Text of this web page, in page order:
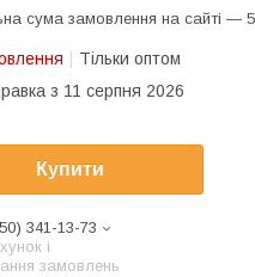
сума замовлення на сайті —
Тільки оптом
з 11 серпня 2026
Купити
341-13-73
і
замовлень